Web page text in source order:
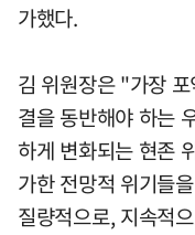
가했다.
김 위원장은 "가장
결을 동반해야 하는
하게 변화되는 현존
가한 전망적 위기들
질량적으로, 지속적